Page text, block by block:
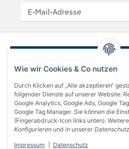
Wie wir Cookies & Co nutzen
Durch Klicken auf „Alle akzeptieren“
folgender Dienste auf unserer Website:
Google Analytics, Google Ads, Google
Google Tag Manager. Sie können die
(Fingerabdruck-Icon links unten).
Konfigurieren und in unserer
Impressum Datenschutz
Über uns
Informationen